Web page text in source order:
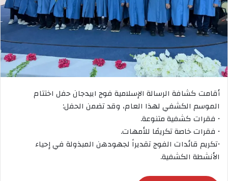
أقامت كشافة الرسالة الإسلامية فوج ابيدجان حفل اختتام
الموسم الكشفي لهذا العام، وقد تضمن الحفل:
• فقرات كشفية متنوعة.
• فقرات خاصة تكريمًا للأمهات.
•تكريم قائدات الفوج تقديراً لجهودهن المبذولة في إحياء
الأنشطة الكشفية.